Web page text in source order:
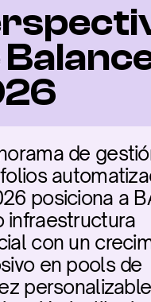
de
posiciona a
infraestructura
con un
en pools de